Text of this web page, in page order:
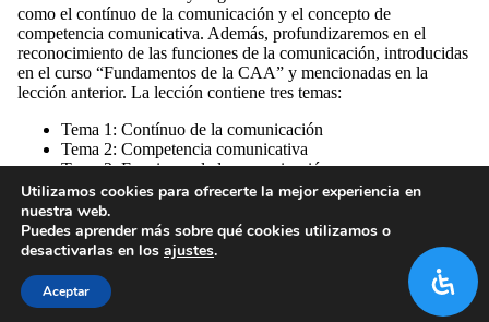
como el contínuo de la comunicación y el concepto de
competencia comunicativa. Además, profundizaremos en el
reconocimiento de las funciones de la comunicación, introducidas
en el curso “Fundamentos de la CAA” y mencionadas en la
lección anterior. La lección contiene tres temas:
Tema 1: Contínuo de la comunicación
Tema 2: Competencia comunicativa
Tema 3: Funciones de la comunicación
Utilizamos cookies para ofrecerte la mejor experiencia en
nuestra web.
Puedes aprender más sobre qué cookies utilizamos o
desactivarlas en los ajustes.
Aceptar